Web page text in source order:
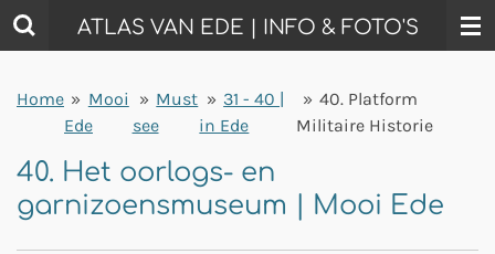
Ga
direct
de
hoofdinhoud
ATLAS VAN EDE | INFO & FOTO'S
Home » Mooi
Ede
» Must
see
» 31 - 40 |
in Ede
» 40. Platform
Militaire Historie
40. Het oorlogs- en
garnizoensmuseum | Mooi Ede